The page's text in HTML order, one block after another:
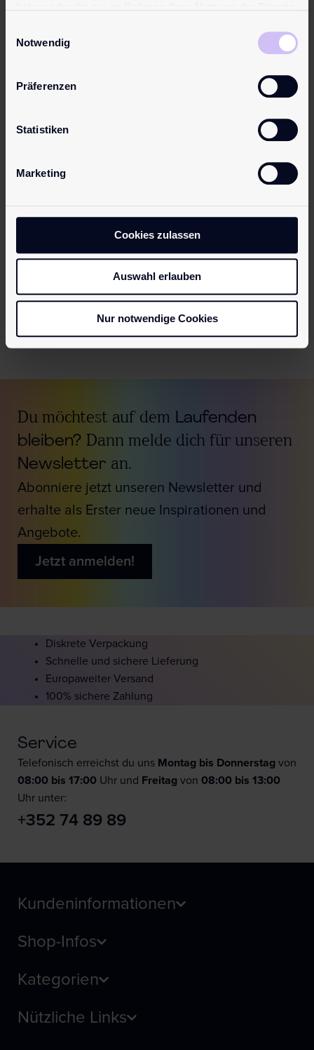
Notwendig
Präferenzen
Statistiken
Marketing
Cookies zulassen
Auswahl erlauben
Nur notwendige Cookies
Reinigung von
Materialien
Zurück12Weiter
Du möchtest auf dem Laufenden
bleiben? Dann melde dich für unseren
Newsletter an.
Abonniere jetzt unseren Newsletter und
erhalte als Erster neue Inspirationen und
Angebote.
Jetzt anmelden!
Diskrete Verpackung
Schnelle und sichere Lieferung
Europaweiter Versand
100% sichere Zahlung
Service
Telefonisch erreichst du uns Montag bis Donnerstag von
08:00 bis 17:00 Uhr und Freitag von 08:00 bis 13:00
Uhr unter:
+352 74 89 89
Kundeninformationen
Shop-Infos
Kategorien
Nützliche Links